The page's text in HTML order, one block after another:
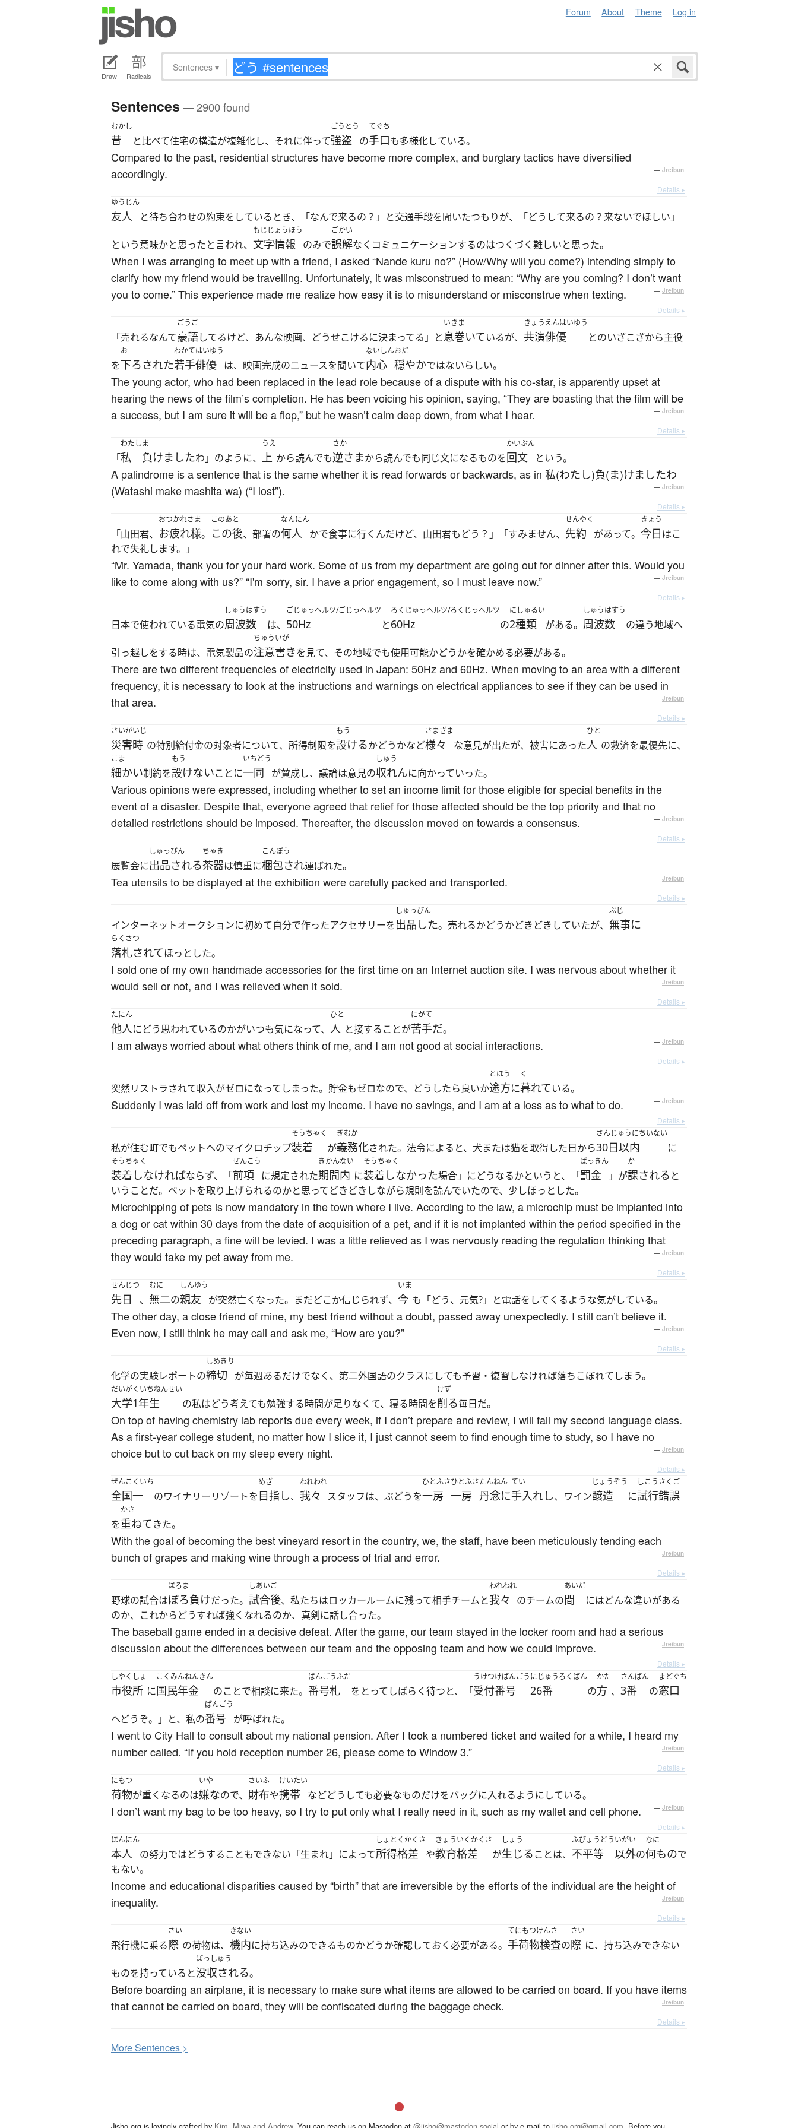
Forum About Theme Log in
Draw Radicals
Sentences ▾
Sentences — 2900 found
むかし
昔 と比べて住宅の構造が複雑化し、それに伴って
ごうとう
強盗 の
てぐち
手口も多様化している。
Compared to the past, residential structures have become more complex, and burglary tactics have diversified
accordingly.
— Jreibun
Details ▸
ゆうじん
友人 と待ち合わせの約束をしているとき、「なんで来るの？」と交通手段を聞いたつもりが、「どうして来るの？来ないでほしい」
という意味かと思ったと言われ、
もじじょうほう
文字情報 のみで
ごかい
誤解なくコミュニケーションするのはつくづく難しいと思った。
When I was arranging to meet up with a friend, I asked “Nande kuru no?” (How/Why will you come?) intending simply to
clarify how my friend would be travelling. Unfortunately, it was misconstrued to mean: “Why are you coming? I don’t want
you to come.” This experience made me realize how easy it is to misunderstand or misconstrue when texting.
— Jreibun
Details ▸
「売れるなんて
ごうご
豪語してるけど、あんな映画、どうせこけるに決まってる」と
いきま
息巻いているが、
きょうえんはいゆう
共演俳優 とのいざこざから主役
を
お
下ろされた
わかてはいゆう
若手俳優 は、映画完成のニュースを聞いて
ないしん
内心
おだ
穏やかではないらしい。
The young actor, who had been replaced in the lead role because of a dispute with his co-star, is apparently upset at
hearing the news of the film’s completion. He has been voicing his opinion, saying, “They are boasting that the film will be
a success, but I am sure it will be a flop,” but he wasn’t calm deep down, from what I hear.
— Jreibun
Details ▸
「
わたし
私
ま
負けましたわ」のように、
うえ
上 から読んでも
さか
逆さまから読んでも同じ文になるものを
かいぶん
回文 という。
A palindrome is a sentence that is the same whether it is read forwards or backwards, as in 私(わたし)負(ま)けましたわ
(Watashi make mashita wa) (“I lost”).
— Jreibun
Details ▸
「山田君、
おつかれさま
お疲れ様。
このあと
この後、部署の
なんにん
何人 かで食事に行くんだけど、山田君もどう？」「すみません、
せんやく
先約 があって。
きょう
今日はこ
れで失礼します。」
“Mr. Yamada, thank you for your hard work. Some of us from my department are going out for dinner after this. Would you
like to come along with us?” “I'm sorry, sir. I have a prior engagement, so I must leave now.”
— Jreibun
Details ▸
日本で使われている電気の
しゅうはすう
周波数 は、
ごじゅっヘルツ/ごじっヘルツ
50Hz と
ろくじゅっヘルツ/ろくじっヘルツ
60Hz の
にしゅるい
2種類 がある。
しゅうはすう
周波数 の違う地域へ
引っ越しをする時は、電気製品の
ちゅういが
注意書きを見て、その地域でも使用可能かどうかを確かめる必要がある。
There are two different frequencies of electricity used in Japan: 50Hz and 60Hz. When moving to an area with a different
frequency, it is necessary to look at the instructions and warnings on electrical appliances to see if they can be used in
that area.
— Jreibun
Details ▸
さいがいじ
災害時 の特別給付金の対象者について、所得制限を
もう
設けるかどうかなど
さまざま
様々 な意見が出たが、被害にあった
ひと
人 の救済を最優先に、
こま
細かい制約を
もう
設けないことに
いちどう
一同 が賛成し、議論は意見の
しゅう
収れんに向かっていった。
Various opinions were expressed, including whether to set an income limit for those eligible for special benefits in the
event of a disaster. Despite that, everyone agreed that relief for those affected should be the top priority and that no
detailed restrictions should be imposed. Thereafter, the discussion moved on towards a consensus.
— Jreibun
Details ▸
展覧会に
しゅっぴん
出品される
ちゃき
茶器は慎重に
こんぽう
梱包され運ばれた。
Tea utensils to be displayed at the exhibition were carefully packed and transported. — Jreibun
Details ▸
インターネットオークションに初めて自分で作ったアクセサリーを
しゅっぴん
出品した。売れるかどうかどきどきしていたが、
ぶじ
無事に
らくさつ
落札されてほっとした。
I sold one of my own handmade accessories for the first time on an Internet auction site. I was nervous about whether it
would sell or not, and I was relieved when it sold.
— Jreibun
Details ▸
たにん
他人にどう思われているのかがいつも気になって、
ひと
人 と接することが
にがて
苦手だ。
I am always worried about what others think of me, and I am not good at social interactions. — Jreibun
Details ▸
突然リストラされて収入がゼロになってしまった。貯金もゼロなので、どうしたら良いか
とほう
途方に
く
暮れている。
Suddenly I was laid off from work and lost my income. I have no savings, and I am at a loss as to what to do. — Jreibun
Details ▸
私が住む町でもペットへのマイクロチップ
そうちゃく
装着 が
ぎむか
義務化された。法令によると、犬または猫を取得した日から
さんじゅうにちいない
30日以内 に
そうちゃく
装着しなければならず、「
ぜんこう
前項 に規定された
きかんない
期間内 に
そうちゃく
装着しなかった場合」にどうなるかというと、「
ばっきん
罰金 」が
か
課される と
いうことだ。ペットを取り上げられるのかと思ってどきどきしながら規則を読んでいたので、少しほっとした。
Microchipping of pets is now mandatory in the town where I live. According to the law, a microchip must be implanted into
a dog or cat within 30 days from the date of acquisition of a pet, and if it is not implanted within the period specified in the
preceding paragraph, a fine will be levied. I was a little relieved as I was nervously reading the regulation thinking that
they would take my pet away from me.
— Jreibun
Details ▸
せんじつ
先日 、
むに
無二の
しんゆう
親友 が突然亡くなった。まだどこか信じられず、
いま
今 も「どう、元気?」と電話をしてくるような気がしている。
The other day, a close friend of mine, my best friend without a doubt, passed away unexpectedly. I still can’t believe it.
Even now, I still think he may call and ask me, “How are you?”
— Jreibun
Details ▸
化学の実験レポートの
しめきり
締切 が毎週あるだけでなく、第二外国語のクラスにしても予習・復習しなければ落ちこぼれてしまう。
だいがくいちねんせい
大学1年生 の私はどう考えても勉強する時間が足りなくて、寝る時間を
けず
削る毎日だ。
On top of having chemistry lab reports due every week, if I don’t prepare and review, I will fail my second language class.
As a first-year college student, no matter how I slice it, I just cannot seem to find enough time to study, so I have no
choice but to cut back on my sleep every night.
— Jreibun
Details ▸
ぜんこくいち
全国一 のワイナリーリゾートを
めざ
目指し、
われわれ
我々 スタッフは、ぶどうを
ひとふさ
一房
ひとふさ
一房
たんねん
丹念に
てい
手入れし、ワイン
じょうぞう
醸造 に
しこうさくご
試行錯誤
を
かさ
重ねてきた。
With the goal of becoming the best vineyard resort in the country, we, the staff, have been meticulously tending each
bunch of grapes and making wine through a process of trial and error.
— Jreibun
Details ▸
野球の試合は
ぼろま
ぼろ負けだった。
しあいご
試合後、私たちはロッカールームに残って相手チームと
われわれ
我々 のチームの
あいだ
間
にはどんな違いがある
のか、これからどうすれば強くなれるのか、真剣に話し合った。
The baseball game ended in a decisive defeat. After the game, our team stayed in the locker room and had a serious
discussion about the differences between our team and the opposing team and how we could improve.
— Jreibun
Details ▸
しやくしょ
市役所 に
こくみんねんきん
国民年金 のことで相談に来た。
ばんごうふだ
番号札 をとってしばらく待つと、「
うけつけばんごう
受付番号
にじゅうろくばん
26番 の
かた
方 、
さんばん
3番 の
まどぐち
窓口
へどうぞ。」と、私の
ばんごう
番号 が呼ばれた。
I went to City Hall to consult about my national pension. After I took a numbered ticket and waited for a while, I heard my
number called. “If you hold reception number 26, please come to Window 3.”
— Jreibun
Details ▸
にもつ
荷物が重くなるのは
いや
嫌なので、
さいふ
財布や
けいたい
携帯 などどうしても必要なものだけをバッグに入れるようにしている。
I don’t want my bag to be too heavy, so I try to put only what I really need in it, such as my wallet and cell phone. — Jreibun
Details ▸
ほんにん
本人 の努力ではどうすることもできない「生まれ」によって
しょとくかくさ
所得格差 や
きょういくかくさ
教育格差 が
しょう
生じることは、
ふびょうどう
不平等
いがい
以外の
なに
何もので
もない。
Income and educational disparities caused by “birth” that are irreversible by the efforts of the individual are the height of
inequality.
— Jreibun
Details ▸
飛行機に乗る
さい
際 の荷物は、
きない
機内に持ち込みのできるものかどうか確認しておく必要がある。
てにもつけんさ
手荷物検査の
さい
際 に、持ち込みできない
ものを持っていると
ぼっしゅう
没収される。
Before boarding an airplane, it is necessary to make sure what items are allowed to be carried on board. If you have items
that cannot be carried on board, they will be confiscated during the baggage check.
— Jreibun
Details ▸
MoreSentences >